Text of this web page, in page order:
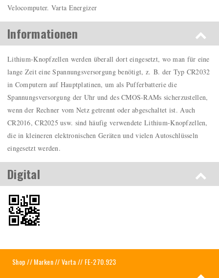
Velocomputer. Varta Energizer
Informationen
Lithium-Knopfzellen werden überall dort eingesetzt, wo man für eine
lange Zeit eine Spannungsversorgung benötigt, z. B. der Typ CR2032
in Computern auf Hauptplatinen, um als Pufferbatterie die
Spannungsversorgung der Uhr und des CMOS-RAMs sicherzustellen,
wenn der Rechner vom Netz getrennt oder abgeschaltet ist. Auch
CR2016, CR2025 usw. sind häufig verwendete Lithium-Knopfzellen,
die in kleineren elektronischen Geräten und vielen Autoschlüsseln
eingesetzt werden.
Digital
Shop//Marken//Varta// FE-270.923